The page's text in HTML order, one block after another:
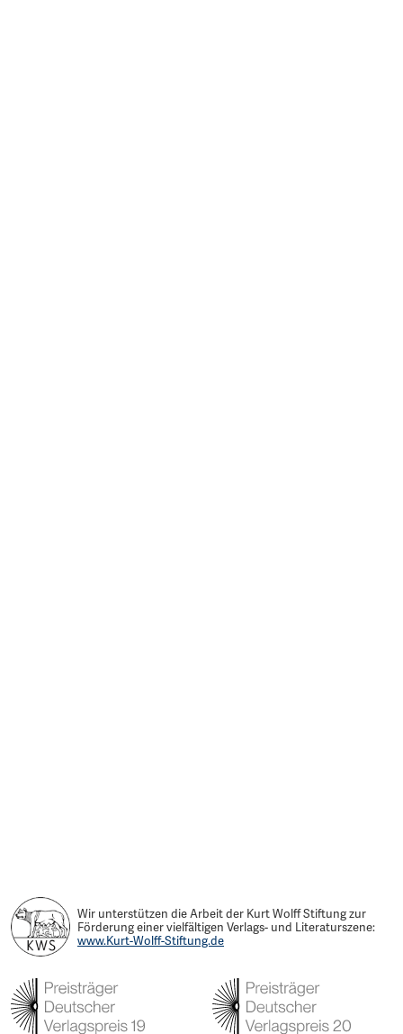
Wir unterstützen die Arbeit der Kurt Wolff Stiftung zur
Förderung einer vielfältigen Verlags- und Literaturszene:
www.Kurt-Wolff-Stiftung.de